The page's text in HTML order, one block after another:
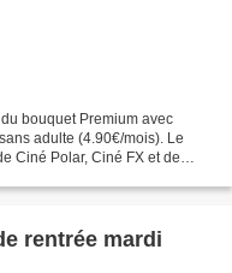
bouquet Premium avec
adulte (4.90€/mois). Le
Ciné Polar, Ciné FX et de
rentrée mardi